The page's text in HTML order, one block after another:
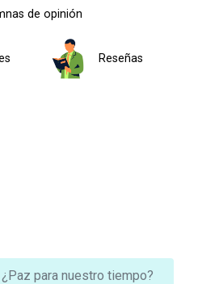
de opinión
Reseñas
¿Paz para nuestro tiempo?